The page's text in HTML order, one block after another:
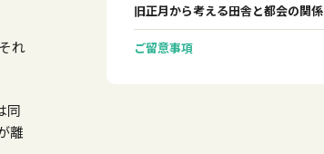
旧正月から考える田舎と都会の関係
ご留意事項
れ
同
離